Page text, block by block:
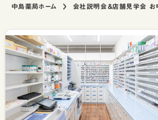
中島薬局ホーム 会社説明会＆店舗見学会 お
店舗見学会